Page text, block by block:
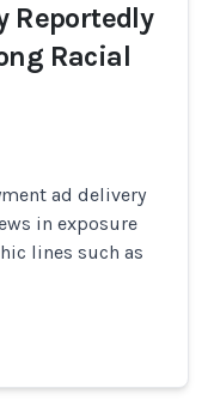
Reportedly
Racial
ad delivery
in exposure
lines such as